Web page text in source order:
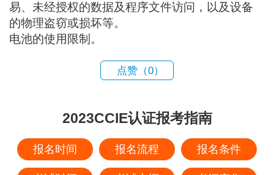
易、未经授权的数据及程序文件访问，以及设备
的物理盗窃或损坏等。
电池的使用限制。
点赞（0）
2023CCIE认证报考指南
报名时间 报名流程 报名条件